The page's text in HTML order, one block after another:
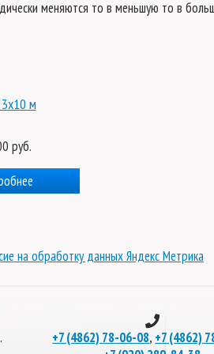
меняются то в меньшую то в
м
руб.
на обработку данных Яндекс Метрика
+7 (4862) 78-06-08, +7 (4862)